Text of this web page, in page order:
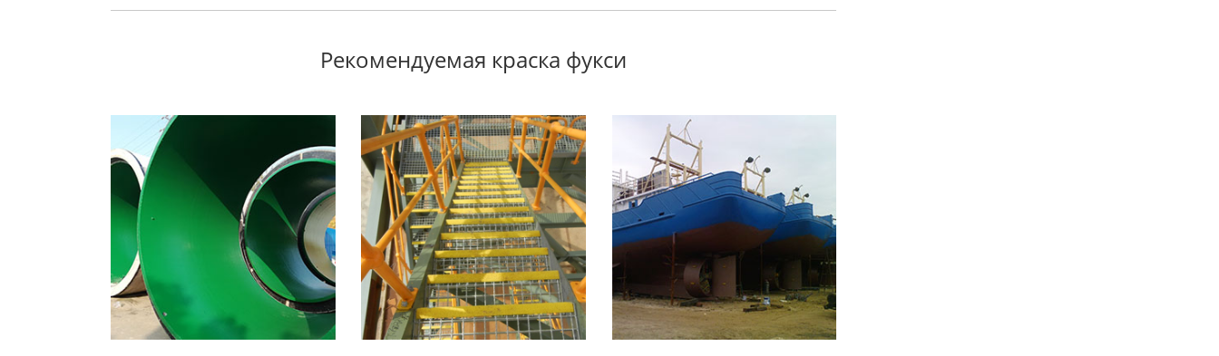
Рекомендуемая краска фукси